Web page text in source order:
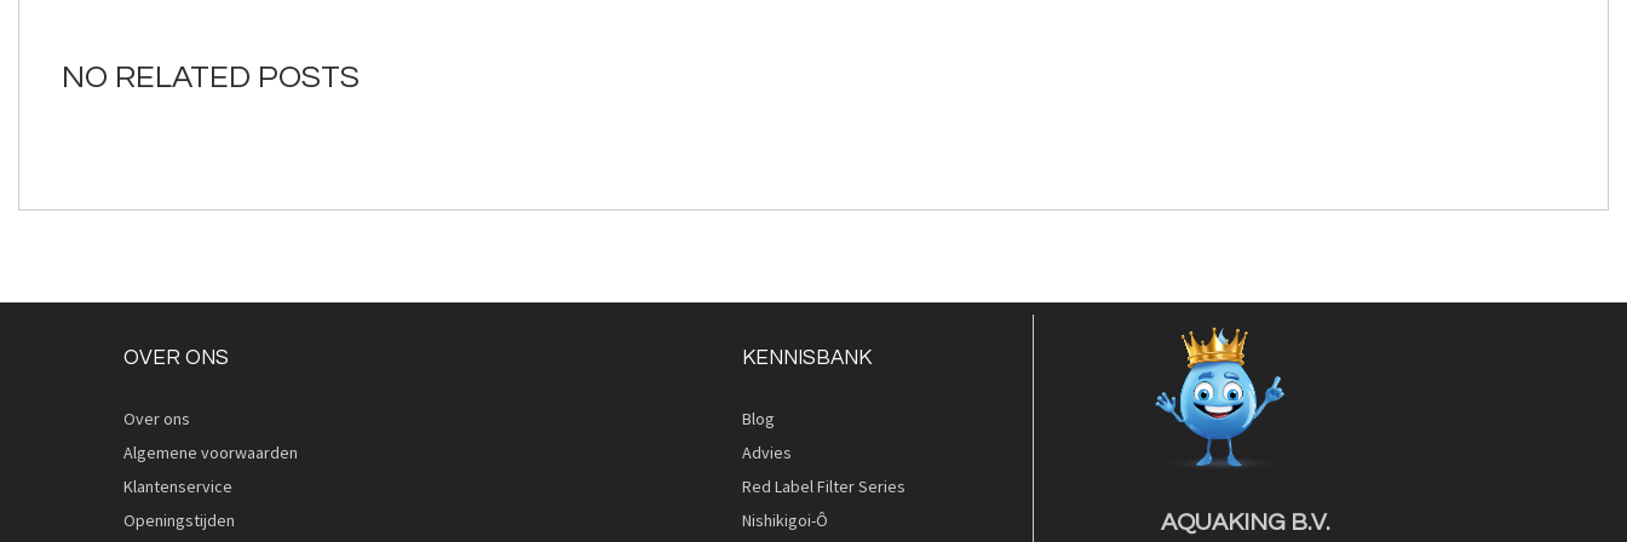
gallerijNO RELATED POSTS
OVER ONS
Over ons
Algemene voorwaarden
Klantenservice
Openingstijden
KENNISBANK
Blog
Advies
Red Label Filter Series
Nishikigoi-Ô
AQUAKING B.V.